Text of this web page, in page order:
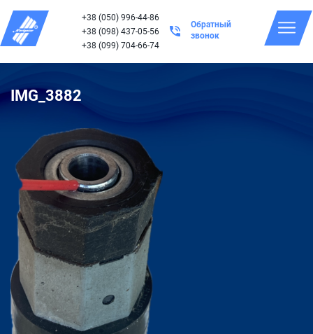
+38 (050) 996-44-86
+38 (098) 437-05-56
+38 (099) 704-66-74
Обратный
звонок
IMG_3882